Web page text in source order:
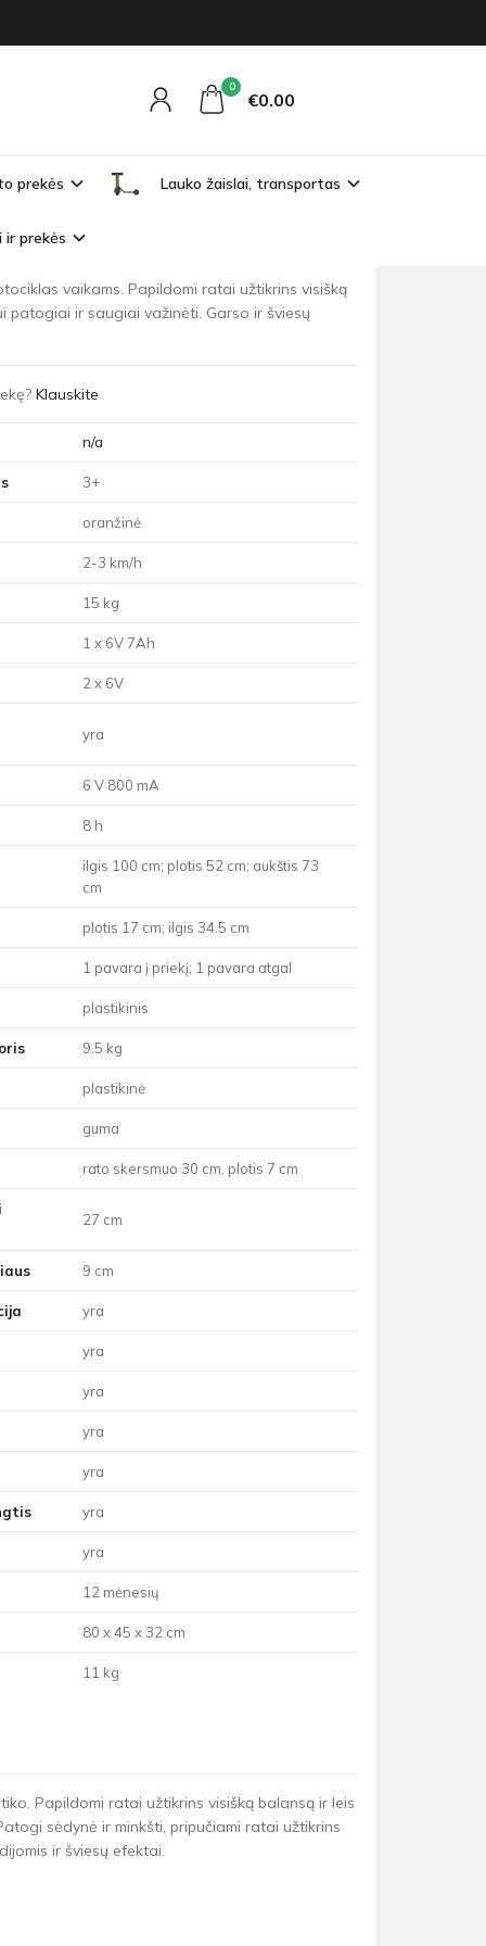
0
€0 00
prekės Lauko žaislai, transportas
ir prekės
vaikams. Papildomi ratai užtikrins visišką
patogiai ir saugiai važinėti. Garso ir šviesų
Klauskite
n/a
3+
oranžinė
2-3 km/h
15 kg
1 x 6V 7Ah
2 x 6V
yra
6 V 800 mA
8 h
ilgis 100 cm; plotis 52 cm; aukštis 73
cm
plotis 17 cm; ilgis 34.5 cm
1 pavara į priekį; 1 pavara atgal
plastikinis
9.5 kg
plastikinė
guma
rato skersmuo 30 cm. plotis 7 cm
27 cm
9 cm
yra
yra
yra
yra
yra
yra
yra
12 mėnesių
80 x 45 x 32 cm
11 kg
Papildomi ratai užtikrins visišką balansą ir leis
sėdynė ir minkšti, pripučiami ratai užtikrins
ir šviesų efektai.